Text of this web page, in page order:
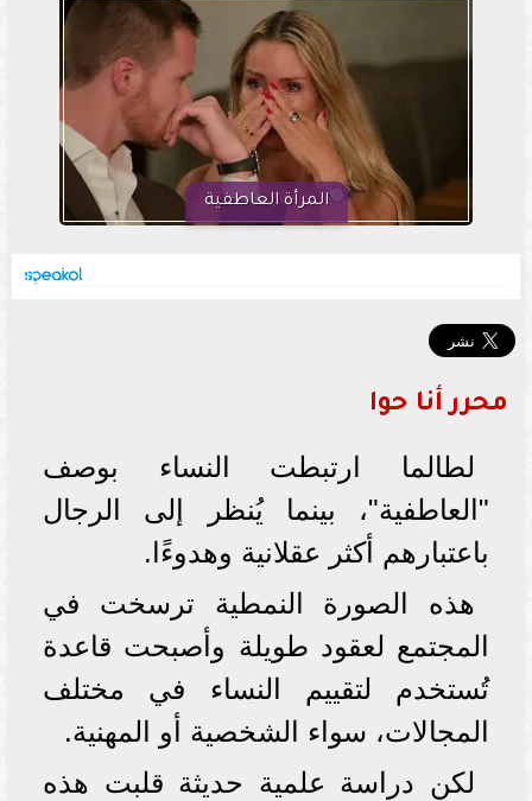
المرأة العاطفية
محرر أنا حوا
لطالما ارتبطت النساء بوصف
"العاطفية"، بينما يُنظر إلى الرجال
باعتبارهم أكثر عقلانية وهدوءًا.
هذه الصورة النمطية ترسخت في
المجتمع لعقود طويلة وأصبحت قاعدة
تُستخدم لتقييم النساء في مختلف
المجالات، سواء الشخصية أو المهنية.
لكن دراسة علمية حديثة قلبت هذه